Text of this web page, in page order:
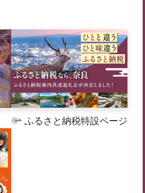
ふるさと納税特設ページ